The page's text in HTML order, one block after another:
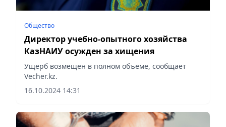
Общество
Директор учебно-опытного хозяйства
КазНАИУ осужден за хищения
Ущерб возмещен в полном объеме, сообщает
Vecher.kz.
16.10.2024 14:31